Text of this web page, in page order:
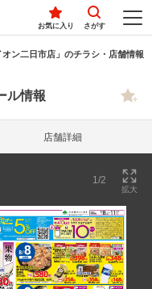
お気に入り さがす
オン二日市店」のチラシ・店舗情報
ル情報
店舗詳細
1/2
拡大